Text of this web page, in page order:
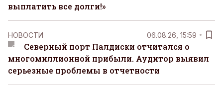
выплатить все долги!»
НОВОСТИ 06.08.26, 15:59
Северный порт Палдиски отчитался о
многомиллионной прибыли. Аудитор выявил
серьезные проблемы в отчетности